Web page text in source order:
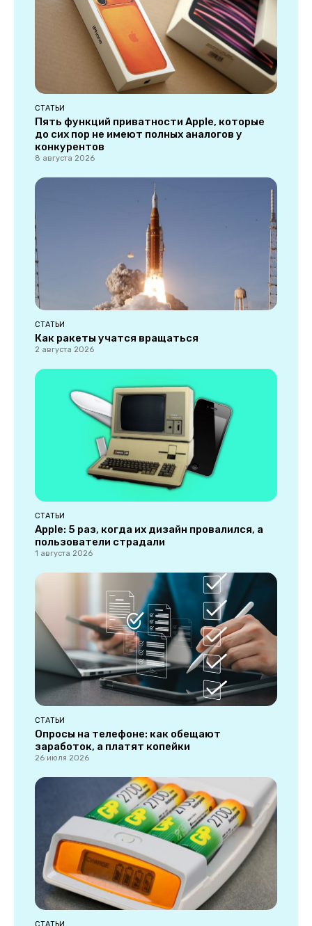
СТАТЬИ
Пять функций приватности Apple, которые
до сих пор не имеют полных аналогов у
конкурентов
8 августа 2026
СТАТЬИ
Как ракеты учатся вращаться
2 августа 2026
СТАТЬИ
Apple: 5 раз, когда их дизайн провалился, а
пользователи страдали
1 августа 2026
СТАТЬИ
Опросы на телефоне: как обещают
заработок, а платят копейки
26 июля 2026